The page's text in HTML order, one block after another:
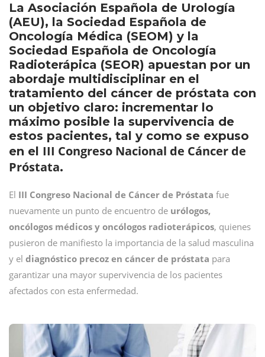
La Asociación Española de Urología
(AEU), la Sociedad Española de
Oncología Médica (SEOM) y la
Sociedad Española de Oncología
Radioterápica (SEOR) apuestan por un
abordaje multidisciplinar en el
tratamiento del cáncer de próstata con
un objetivo claro: incrementar lo
máximo posible la supervivencia de
estos pacientes, tal y como se expuso
en el III Congreso Nacional de Cáncer de
Próstata.
El III Congreso Nacional de Cáncer de Próstata fue
nuevamente un punto de encuentro de urólogos,
oncólogos médicos y oncólogos radioterápicos, quienes
pusieron de manifiesto la importancia de la salud masculina
y el diagnóstico precoz en cáncer de próstata para
garantizar una mayor supervivencia de los pacientes
afectados con esta enfermedad.